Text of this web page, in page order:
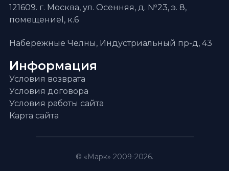
Информация
Условия возврата
Условия договора
Условия работы сайта
Карта сайта
121609. г. Москва, ул. Осенняя, д. №23, э. 8,
помещениеI, к.6
Набережные Челны, Индустриальный пр-д, 43
© «Марк» 2009-2026.